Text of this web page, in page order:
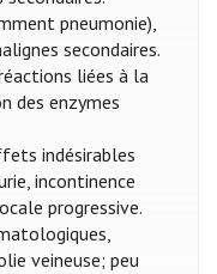
pneumonie),
secondaires.
liées à la
des enzymes
indésirables
incontinence
progressive.
veineuse; peu